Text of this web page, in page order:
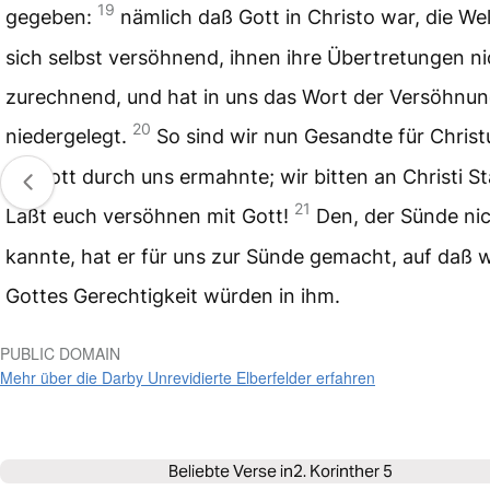
gegeben: 19 nämlich daß Gott in Christo war, die
sich selbst versöhnend, ihnen ihre Übertretungen
zurechnend, und hat in uns das Wort der
niedergelegt. 20 So sind wir nun Gesandte für
ob Gott durch uns ermahnte; wir bitten an Christi
Laßt euch versöhnen mit Gott! 21 Den, der Sünde
kannte, hat er für uns zur Sünde gemacht, auf daß
Gottes Gerechtigkeit würden in ihm.
PUBLIC DOMAIN
Mehr über die Darby Unrevidierte Elberfelder erfahren
Beliebte Verse in2. Korinther 5